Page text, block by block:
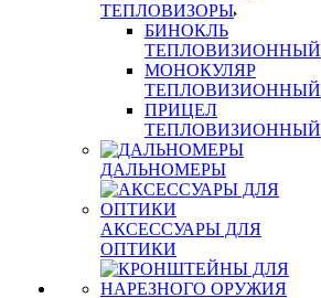
ТЕПЛОВИЗОРЫ
БИНОКЛЬ
ТЕПЛОВИЗИОННЫЙ
МОНОКУЛЯР
ТЕПЛОВИЗИОННЫЙ
ПРИЦЕЛ
ТЕПЛОВИЗИОННЫЙ
ДАЛЬНОМЕРЫ
АКСЕССУАРЫ ДЛЯ
ОПТИКИ